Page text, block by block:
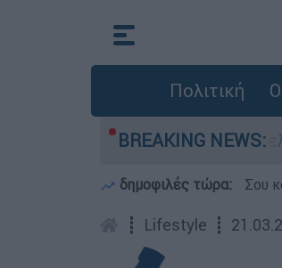
Πολιτική
BREAKING NEWS:
ανάμεσα σε ελληνικά και
δημοφιλές τώρα: Σου
┋ Lifestyle ┋